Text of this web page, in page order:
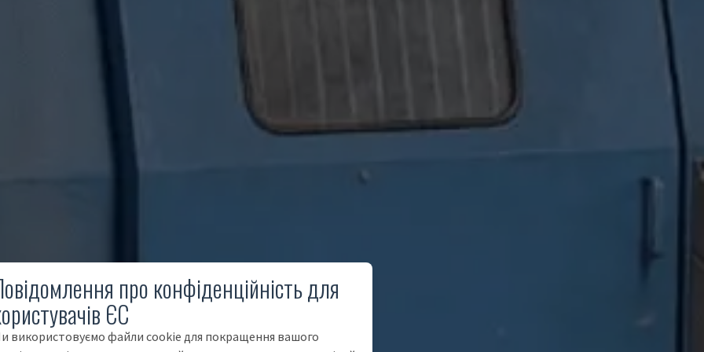
про конфіденційність для
ЄС
використовуємо файли cookie для покращення вашого